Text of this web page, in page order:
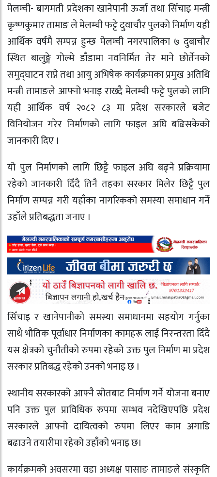
मेलम्ची- बागमती प्रदेशका खानेपानी ऊर्जा तथा सिँचाइ मन्त्री
कृष्णकुमार तामाङ ले मेलम्ची फट्टे दुवाचौर पुलको निर्माण यही
आर्थिक वर्षमै सम्पन्न हुन्छ मेलम्ची नगरपालिका ७ दुबाचौर
स्थित बालुङ्गे गोल्मे डाँडामा नवनिर्मित तेर माने छोर्तेनको
समुद्घाटन राप्ने तथा आयु अभिषेक कार्यक्रमका प्रमुख अतिथि
मन्त्री तामाङले आफ्नो भनाइ राख्दै मेलम्ची फट्टे पुलको लागि
यही आर्थिक वर्ष २०८२ ८३ मा प्रदेश सरकारले बजेट
विनियोजन गरेर निर्माणको लागि फाइल अघि बढिसकेको
जानकारी दिए ।
यो पुल निर्माणको लागि छिट्टै फाइल अघि बढ्ने प्रक्रियामा
रहेको जानकारी दिँदै तिनै तहका सरकार मिलेर छिट्टै पुल
निर्माण सम्पन्न गरी यहाँका नागरिकको समस्या समाधान गर्ने
उहाँले प्रतिबद्धता जनाए ।
सिँचाइ र खानेपानीको समस्या समाधानमा सहयोग गर्नुका
साथै भौतिक पूर्वाधार निर्माणका कामहरू लाई निरन्तरता दिँदै
यस क्षेत्रको चुनौतीको रुपमा रहेको उक्त पुल निर्माण मा प्रदेश
सरकार प्रतिबद्ध रहेको उनको भनाइ छ ।
स्थानीय सरकारको आफ्नै स्रोतबाट निर्माण गर्ने योजना बनाए
पनि उक्त पुल प्राविधिक रुपमा सम्भव नदेखिएपछि प्रदेश
सरकारले आफ्नो दायित्वको रुपमा लिएर काम अगाडि
बढाउने तयारीमा रहेको उहाँको भनाइ छ।
कार्यक्रमको अवसरमा वडा अध्यक्ष पासाङ तामाङले संस्कृति